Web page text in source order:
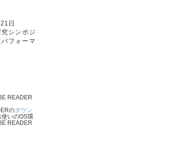
日
シンポジ
フォーマ
READER
のダウン
使いのOS環
READER